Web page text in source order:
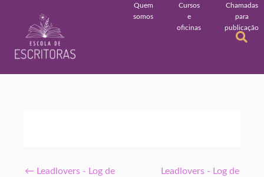
Quem
somos
Cursos
e
oficinas
Chamadas
para
publicação
← Leadlovers - Log de Leadlovers - Log de